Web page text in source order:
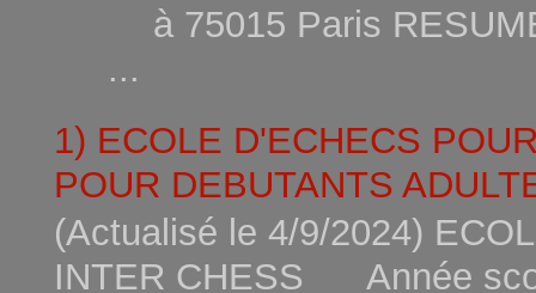
à 75015
...
1) ECOLE D'ECHECS
POUR DEBUTANTS
(Actualisé le 4/9/2024)
INTER CHESS Année